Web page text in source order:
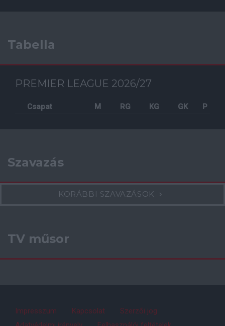
Tabella
PREMIER LEAGUE 2026/27
Csapat M RG KG GK P
Szavazás
KORÁBBI SZAVAZÁSOK
TV műsor
Impresszum Kapcsolat
Szerzői jog